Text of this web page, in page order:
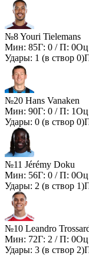
№8 Youri Tielemans
Мин: 85Г: 0 / П: 0
Удары: 1 (в створ 0)
№20 Hans Vanaken
Мин: 90Г: 0 / П: 1
Удары: 0 (в створ 0)
№11 Jérémy Doku
Мин: 56Г: 0 / П: 0
Удары: 2 (в створ 1)
№10 Leandro
Мин: 72Г: 2 / П: 0
Удары: 3 (в створ 2)